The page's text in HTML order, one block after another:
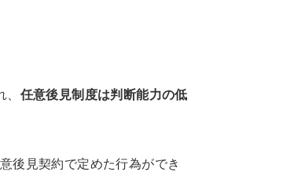
、 任意後見制度は判断能力の低
後見契約で定めた行為ができ